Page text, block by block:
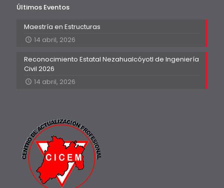
Últimos Eventos
Maestría en Estructuras
14 abril, 2026
Reconocimiento Estatal Nezahualcóyotl de Ingeniería
Civil 2026
14 abril, 2026